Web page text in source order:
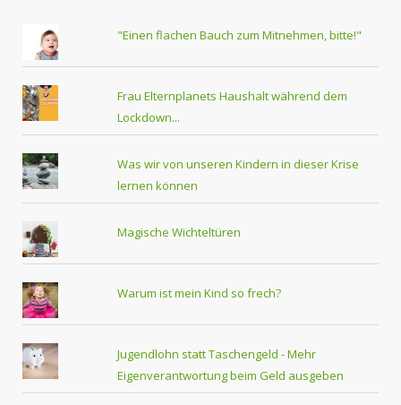
"Einen flachen Bauch zum Mitnehmen, bitte!"
Frau Elternplanets Haushalt während dem
Lockdown...
Was wir von unseren Kindern in dieser Krise
lernen können
Magische Wichteltüren
Warum ist mein Kind so frech?
Jugendlohn statt Taschengeld - Mehr
Eigenverantwortung beim Geld ausgeben